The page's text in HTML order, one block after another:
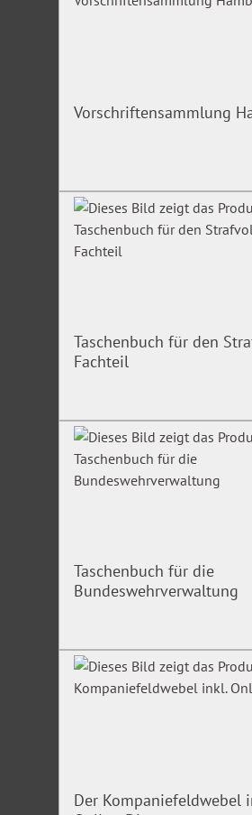
Vorschriftensammlung
Taschenbuch für den
Fachteil
Taschenbuch für die
Bundeswehrverwaltung
Der Kompaniefeldwebel